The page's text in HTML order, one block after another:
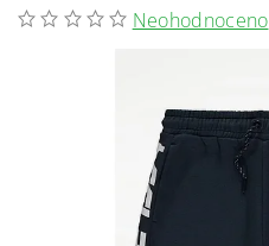
Neohodnoceno